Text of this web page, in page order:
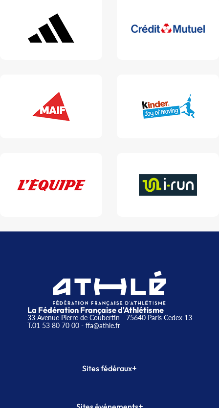
La Fédération Française d'Athlétisme
33 Avenue Pierre de Coubertin - 75640 Paris Cedex 13
T.01 53 80 70 00- ffa@athle.fr
Sites fédéraux+